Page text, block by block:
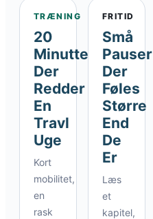
TRÆNING
20
Minutter
Der
Redder
En
Travl
Uge
Kort
mobilitet,
en
rask
FRITID
Små
Pauser
Der
Føles
Større
End
De
Er
Læs
et
kapitel,